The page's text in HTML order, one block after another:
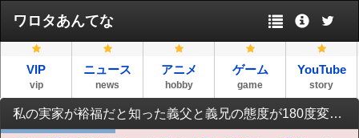
ワロタあんてな
VIP
vip
ニュース
news
アニメ
hobby
ゲーム
game
YouTube
story
私の実家が裕福だと知った義父と義兄の態度が180度変わった。遠くのセレブより近くの小金持ちの方が鼻につくのかな。